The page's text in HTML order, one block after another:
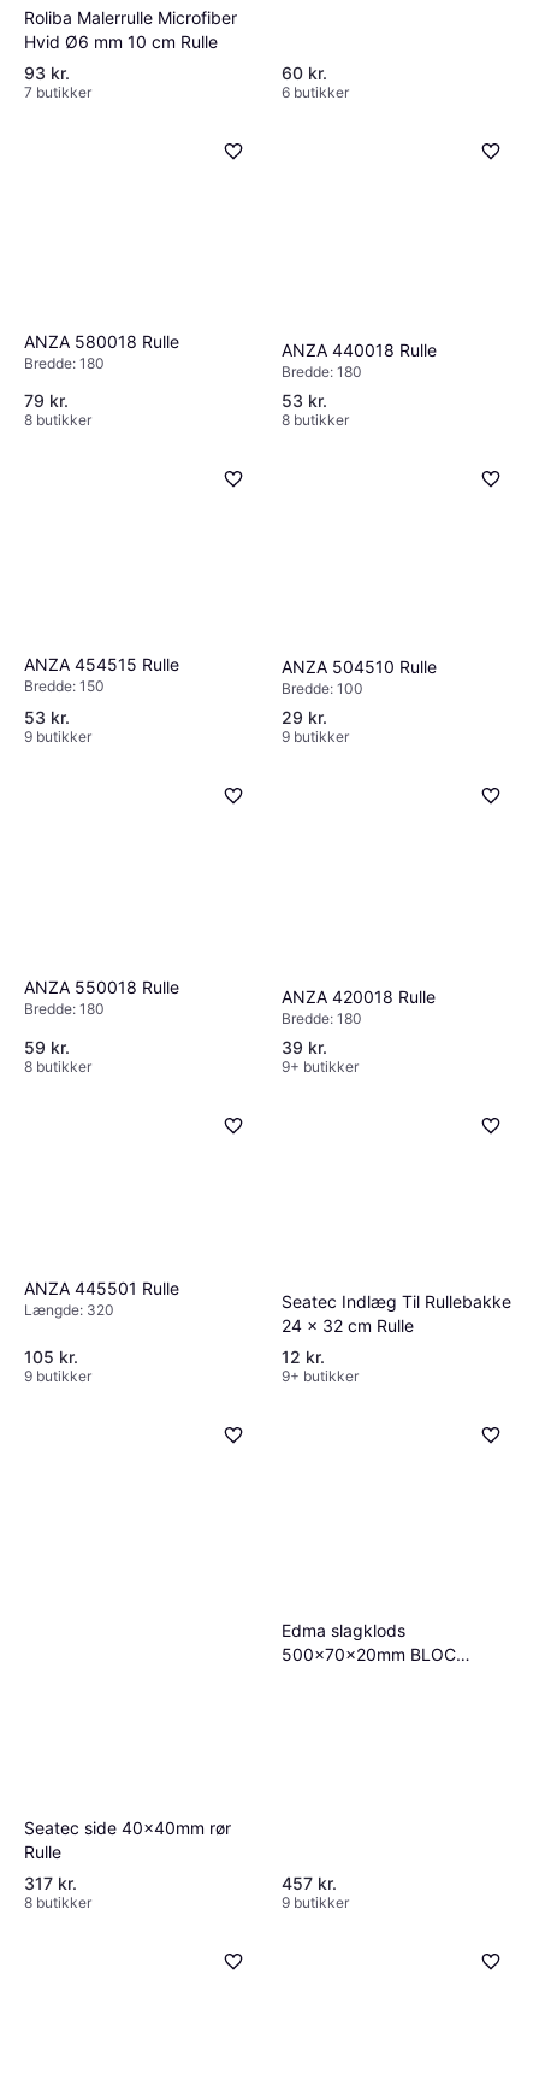
Roliba Malerrulle Microfiber
Hvid Ø6 mm 10 cm Rulle
93 kr.
7 butikker
60 kr.
6 butikker
ANZA 580018 Rulle
Bredde: 180
79 kr.
8 butikker
ANZA 440018 Rulle
Bredde: 180
53 kr.
8 butikker
ANZA 454515 Rulle
Bredde: 150
53 kr.
9 butikker
ANZA 504510 Rulle
Bredde: 100
29 kr.
9 butikker
ANZA 550018 Rulle
Bredde: 180
59 kr.
8 butikker
ANZA 420018 Rulle
Bredde: 180
39 kr.
9+ butikker
ANZA 445501 Rulle
Længde: 320
105 kr.
9 butikker
Seatec Indlæg Til Rullebakke
24 x 32 cm Rulle
12 kr.
9+ butikker
Seatec side 40x40mm rør
Rulle
317 kr.
8 butikker
Edma slagklods
500x70x20mm BLOC
457 kr.
9 butikker